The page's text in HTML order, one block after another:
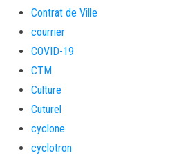
Contrat de Ville
courrier
COVID-19
CTM
Culture
Cuturel
cyclone
cyclotron